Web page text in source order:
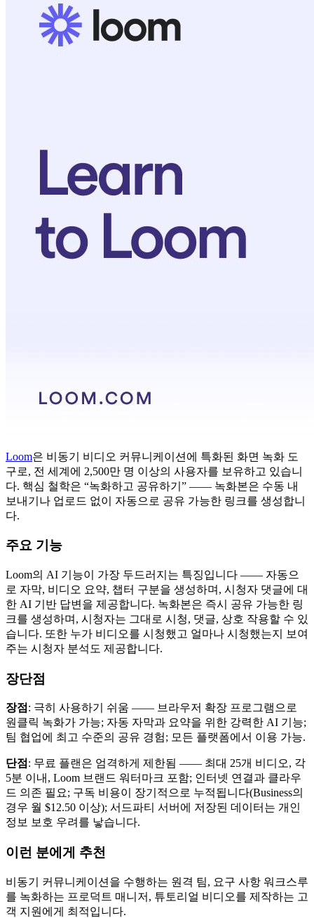
Loom은 비동기 비디오 커뮤니케이션에 특화된 화면 녹화 도
구로, 전 세계에 2,500만 명 이상의 사용자를 보유하고 있습니
다. 핵심 철학은 “녹화하고 공유하기” —— 녹화본은 수동 내
보내기나 업로드 없이 자동으로 공유 가능한 링크를 생성합니
다.
주요 기능
Loom의 AI 기능이 가장 두드러지는 특징입니다 —— 자동으
로 자막, 비디오 요약, 챕터 구분을 생성하며, 시청자 댓글에 대
한 AI 기반 답변을 제공합니다. 녹화본은 즉시 공유 가능한 링
크를 생성하며, 시청자는 그대로 시청, 댓글, 상호 작용할 수 있
습니다. 또한 누가 비디오를 시청했고 얼마나 시청했는지 보여
주는 시청자 분석도 제공합니다.
장단점
장점 : 극히 사용하기 쉬움 —— 브라우저 확장 프로그램으로
원클릭 녹화가 가능; 자동 자막과 요약을 위한 강력한 AI 기능;
팀 협업에 최고 수준의 공유 경험; 모든 플랫폼에서 이용 가능.
단점 : 무료 플랜은 엄격하게 제한됨 —— 최대 25개 비디오, 각
5분 이내, Loom 브랜드 워터마크 포함; 인터넷 연결과 클라우
드 의존 필요; 구독 비용이 장기적으로 누적됩니다(Business의
경우 월 $12.50 이상); 서드파티 서버에 저장된 데이터는 개인
정보 보호 우려를 낳습니다.
이런 분에게 추천
비동기 커뮤니케이션을 수행하는 원격 팀, 요구 사항 워크스루
를 녹화하는 프로덕트 매니저, 튜토리얼 비디오를 제작하는 고
객 지원에게 최적입니다.